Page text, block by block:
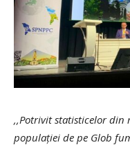
,,Potrivit statisticelor din
populației de pe Glob